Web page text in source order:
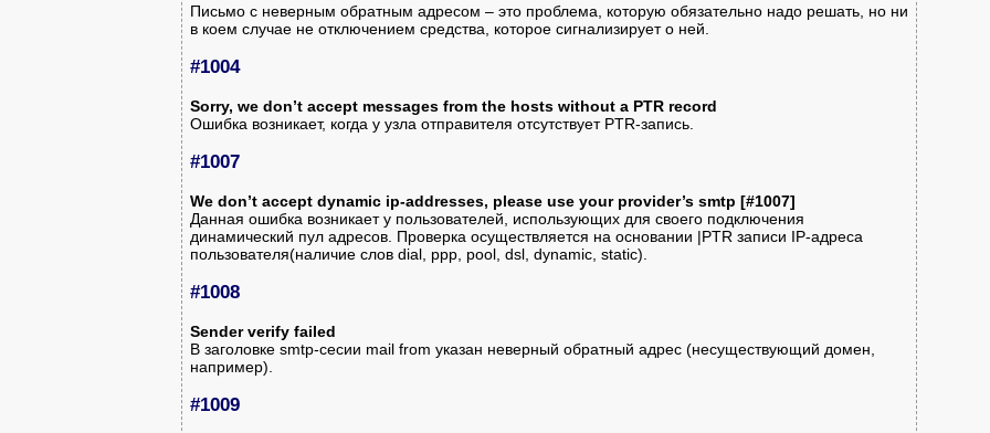
Письмо с неверным обратным адресом – это проблема, которую обязательно надо решать, но ни
в коем случае не отключением средства, которое сигнализирует о ней.
#1004
Sorry, we don’t accept messages from the hosts without a PTR record
Ошибка возникает, когда у узла отправителя отсутствует PTR-запись.
#1007
We don’t accept dynamic ip-addresses, please use your provider’s smtp [#1007]
Данная ошибка возникает у пользователей, использующих для своего подключения
динамический пул адресов. Проверка осуществляется на основании |PTR записи IP-адреса
пользователя(наличие слов dial, ppp, pool, dsl, dynamic, static).
#1008
Sender verify failed
В заголовке smtp-сесии mail from указан неверный обратный адрес (несуществующий домен,
например).
#1009